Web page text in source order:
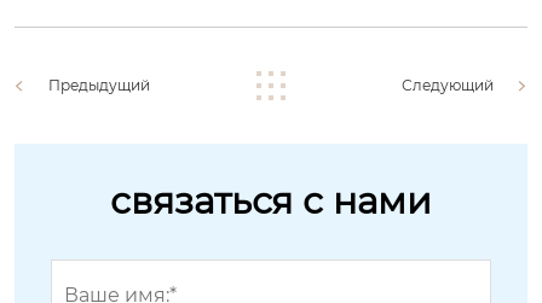
Предыдущий Следующий
связаться с нами